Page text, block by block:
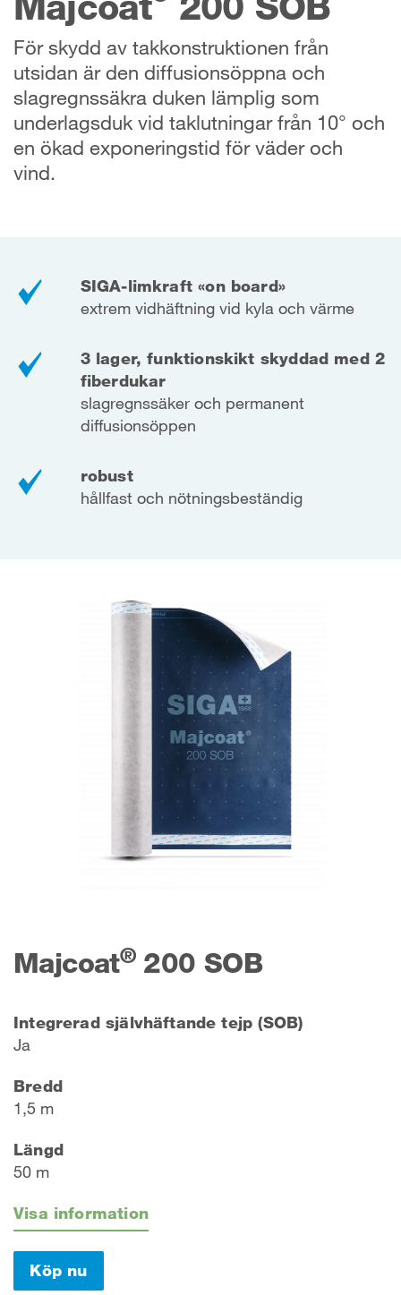
För skydd av takkonstruktionen från
utsidan är den diffusionsöppna och
slagregnssäkra duken lämplig som
underlagsduk vid taklutningar från 10° och
en ökad exponeringstid för väder och
vind.
SIGA-limkraft «on board»
extrem vidhäftning vid kyla och värme
3 lager, funktionskikt skyddad med 2
fiberdukar
slagregnssäker och permanent
diffusionsöppen
robust
hållfast och nötningsbeständig
Majcoat®200 SOB
Integrerad självhäftande tejp (SOB)
Ja
Bredd
1,5 m
Längd
50 m
Visa information
Köp nu